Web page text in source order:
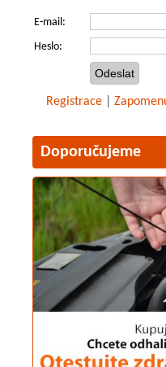
E-mail:
Heslo:
Registrace
Doporučujeme